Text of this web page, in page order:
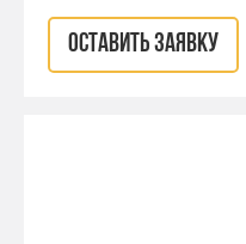
ОСТАВИТЬ ЗАЯВКУ